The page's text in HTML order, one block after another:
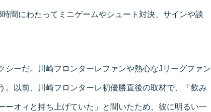
間にわたってミニゲームやシュート対決、サインや談
シーだ。川崎フロンターレファンや熱心なJリーグファン
。以前、川崎フロンターレ初優勝直後の取材で、「飲み
ーオィと持ち上げていた」と聞いたため、彼に明るい一